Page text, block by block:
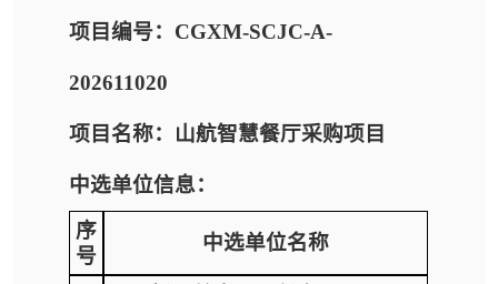
项目编号：CGXM-SCJC-A-
202611020
项目名称：山航智慧餐厅采购项目
中选单位信息：
序
号
中选单位名称